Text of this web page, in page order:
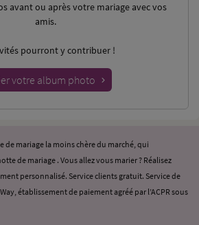
avant ou après votre mariage avec vos
amis.
pourront y contribuer !
votre album photo
de mariage la moins chère du marché, qui
de mariage . Vous allez vous marier ? Réalisez
personnalisé. Service clients gratuit. Service de
établissement de paiement agréé par l’ACPR sous